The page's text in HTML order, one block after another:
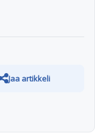
Jaa artikkeli